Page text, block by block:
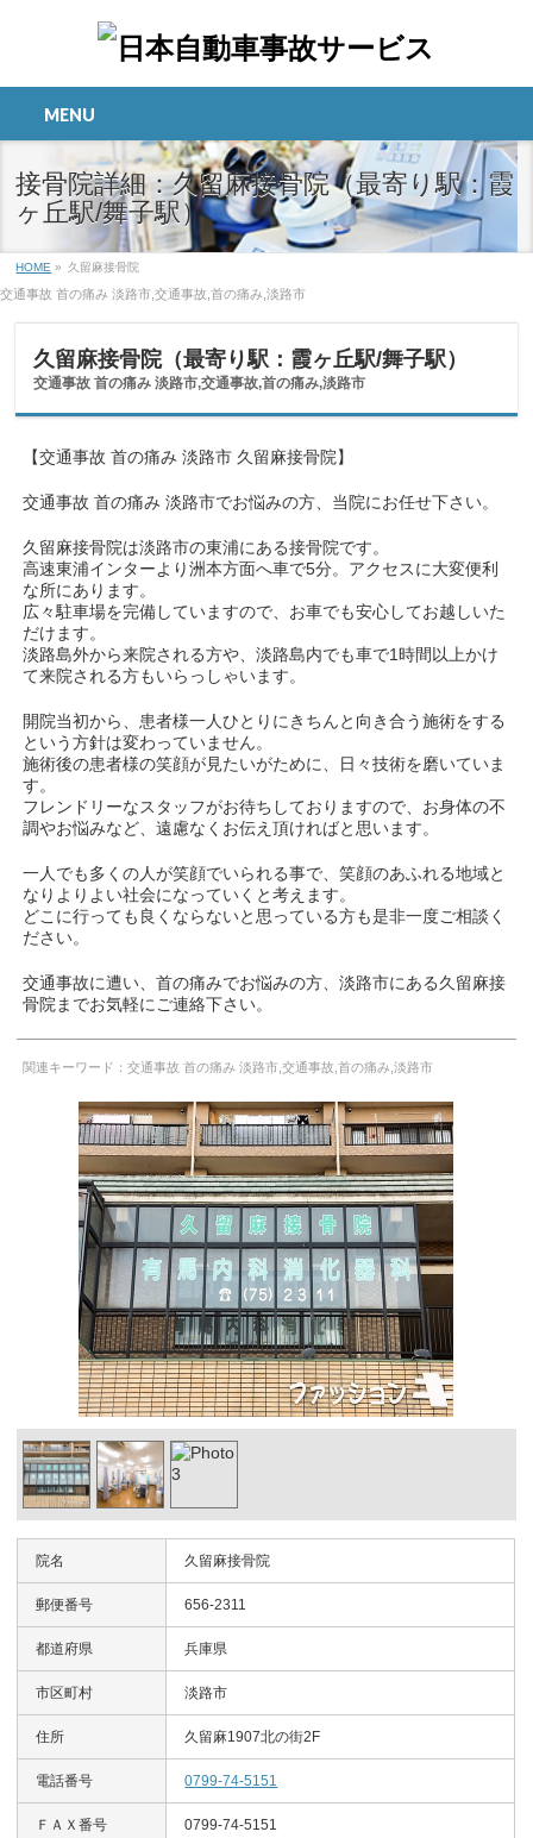
MENU
接骨院詳細：久留麻接骨院（最寄り駅：霞
ヶ丘駅/舞子駅）
HOME » 久留麻接骨院
交通事故 首の痛み 淡路市,交通事故,首の痛み,淡路市
久留麻接骨院（最寄り駅：霞ヶ丘駅/舞子駅）
交通事故 首の痛み 淡路市,交通事故,首の痛み,淡路市
【交通事故 首の痛み 淡路市 久留麻接骨院】
交通事故 首の痛み 淡路市でお悩みの方、当院にお任せ下さい。
久留麻接骨院は淡路市の東浦にある接骨院です。
高速東浦インターより洲本方面へ車で5分。アクセスに大変便利
な所にあります。
広々駐車場を完備していますので、お車でも安心してお越しいた
だけます。
淡路島外から来院される方や、淡路島内でも車で1時間以上かけ
て来院される方もいらっしゃいます。
開院当初から、患者様一人ひとりにきちんと向き合う施術をする
という方針は変わっていません。
施術後の患者様の笑顔が見たいがために、日々技術を磨いていま
す。
フレンドリーなスタッフがお待ちしておりますので、お身体の不
調やお悩みなど、遠慮なくお伝え頂ければと思います。
一人でも多くの人が笑顔でいられる事で、笑顔のあふれる地域と
なりよりよい社会になっていくと考えます。
どこに行っても良くならないと思っている方も是非一度ご相談く
ださい。
交通事故に遭い、首の痛みでお悩みの方、淡路市にある久留麻接
骨院までお気軽にご連絡下さい。
関連キーワード：交通事故 首の痛み 淡路市,交通事故,首の痛み,淡路市
院名 久留麻接骨院
郵便番号 656-2311
都道府県 兵庫県
市区町村 淡路市
住所 久留麻1907北の街2F
電話番号 0799-74-5151
ＦＡＸ番号 0799-74-5151